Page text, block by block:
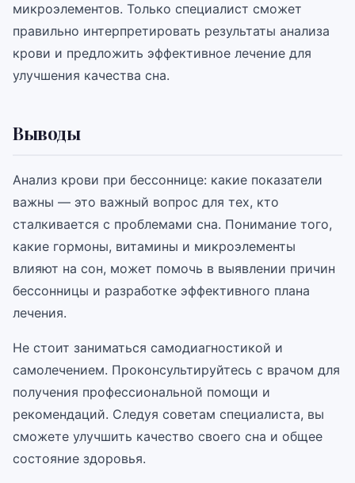
микроэлементов. Только специалист сможет
правильно интерпретировать результаты анализа
крови и предложить эффективное лечение для
улучшения качества сна.
Выводы
Анализ крови при бессоннице: какие показатели
важны — это важный вопрос для тех, кто
сталкивается с проблемами сна. Понимание того,
какие гормоны, витамины и микроэлементы
влияют на сон, может помочь в выявлении причин
бессонницы и разработке эффективного плана
лечения.
Не стоит заниматься самодиагностикой и
самолечением. Проконсультируйтесь с врачом для
получения профессиональной помощи и
рекомендаций. Следуя советам специалиста, вы
сможете улучшить качество своего сна и общее
состояние здоровья.